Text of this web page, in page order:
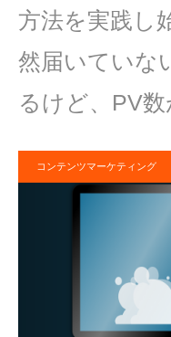
方法を実践し
然届いていな
るけど、PV
コンテンツマーケティング